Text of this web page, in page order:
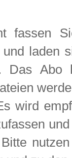
fassen
laden
Das
wird